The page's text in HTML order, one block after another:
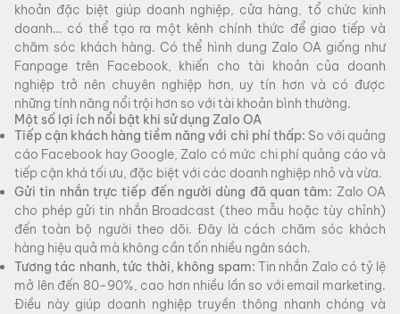
khoản đặc biệt giúp doanh nghiệp, cửa hàng, tổ chức kinh
doanh… có thể tạo ra một kênh chính thức để giao tiếp và
chăm sóc khách hàng. Có thể hình dung Zalo OA giống như
Fanpage trên Facebook, khiến cho tài khoản của doanh
nghiệp trở nên chuyên nghiệp hơn, uy tín hơn và có được
những tính năng nổi trội hơn so với tài khoản bình thường.
Một số lợi ích nổi bật khi sử dụng Zalo OA
Tiếp cận khách hàng tiềm năng với chi phí thấp: So với quảng
cáo Facebook hay Google, Zalo có mức chi phí quảng cáo và
tiếp cận khá tối ưu, đặc biệt với các doanh nghiệp nhỏ và vừa.
Gửi tin nhắn trực tiếp đến người dùng đã quan tâm: Zalo OA
cho phép gửi tin nhắn Broadcast (theo mẫu hoặc tùy chỉnh)
đến toàn bộ người theo dõi. Đây là cách chăm sóc khách
hàng hiệu quả mà không cần tốn nhiều ngân sách.
Tương tác nhanh, tức thời, không spam: Tin nhắn Zalo có tỷ lệ
mở lên đến 80-90%, cao hơn nhiều lần so với email marketing.
Điều này giúp doanh nghiệp truyền thông nhanh chóng và